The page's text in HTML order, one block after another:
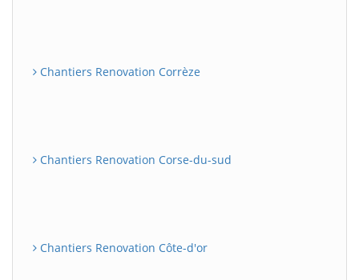
Chantiers Renovation Corrèze
Chantiers Renovation Corse-du-sud
Chantiers Renovation Côte-d'or